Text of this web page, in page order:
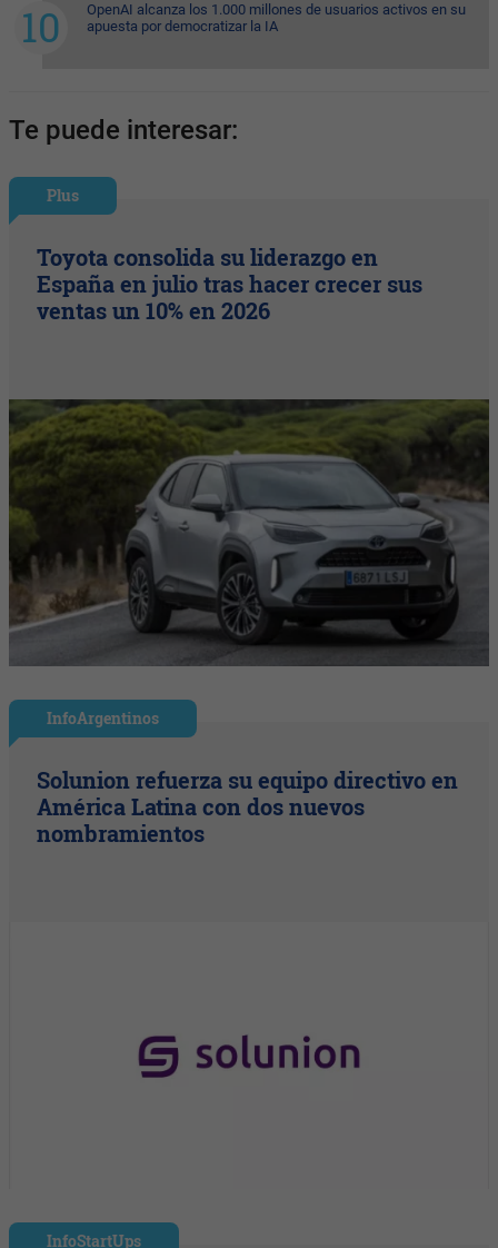
OpenAI alcanza los 1.000 millones de usuarios activos en su
apuesta por democratizar la IA
Te puede interesar:
Plus
Toyota consolida su liderazgo en
España en julio tras hacer crecer sus
ventas un 10% en 2026
InfoArgentinos
Solunion refuerza su equipo directivo en
América Latina con dos nuevos
nombramientos
InfoStartUps